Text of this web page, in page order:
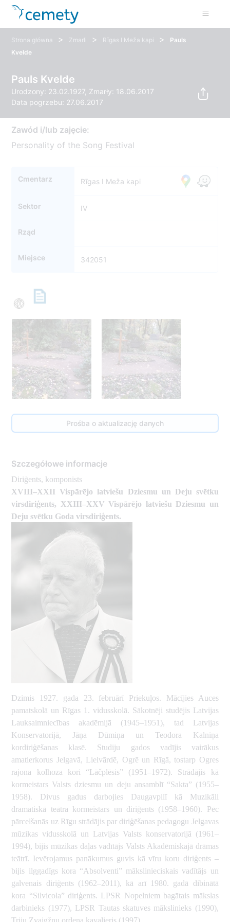
Strona główna > Zmarli > Rīgas I Meža kapi >
Pauls
Kvelde
Pauls Kvelde
Urodzony: 23.02.1927, Zmarły: 18.06.2017
Data pogrzebu: 27.06.2017
Zawód i/lub zajęcie:
Personality of the Song Festival
Cmentarz Rīgas I Meža kapi
Sektor IV
Rząd
Miejsce 342051
Prośba o aktualizację danych
Szczegółowe informacje
Diriģents, komponists
XVIII–XXII Vispārējo latviešu Dziesmu un Deju svētku
virsdiriģents, XXIII–XXV Vispārējo latviešu Dziesmu un
Deju svētku Goda virsdiriģents.
Dzimis 1927. gada 23. februārī Priekuļos. Mācījies Auces
pamatskolā un Rīgas 1. vidusskolā. Sākotnēji studējis Latvijas
Lauksaimniecības akadēmijā (1945–1951), tad Latvijas
Konservatorijā, Jāņa Dūmiņa un Teodora Kalniņa
kordiriģēšanas klasē. Studiju gados vadījis vairākus
amatierkorus Jelgavā, Lielvārdē, Ogrē un Rīgā, tostarp Ogres
rajona kolhoza kori “Lāčplēsis” (1951–1972). Strādājis kā
kormeistars Valsts dziesmu un deju ansamblī “Sakta” (1955–
1958). Divus gadus darbojies Daugavpilī kā Muzikāli
dramatiskā teātra kormeistars un diriģents (1958–1960). Pēc
pārcelšanās uz Rīgu strādājis par diriģēšanas pedagogu Jelgavas
mūzikas vidusskolā un Latvijas Valsts konservatorijā (1961–
1994), bijis mūzikas daļas vadītājs Valsts Akadēmiskajā drāmas
teātrī. Ievērojamus panākumus guvis kā vīru koru diriģents –
bijis ilggadīgs kora “Absolventi” mākslinieciskais vadītājs un
galvenais diriģents (1962–2011), kā arī 1980. gadā dibinātā
kora “Silvicola” diriģents. LPSR Nopelniem bagātais mākslas
darbinieks (1977), LPSR Tautas skatuves mākslinieks (1990),
342051
1